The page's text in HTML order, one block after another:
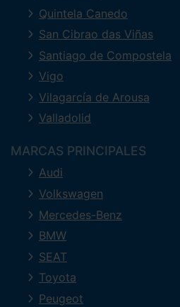
Quintela Canedo
San Cibrao das Viñas
Santiago de Compostela
Vigo
Vilagarcía de Arousa
Valladolid
MARCAS PRINCIPALES
Audi
Volkswagen
Mercedes-Benz
BMW
SEAT
Toyota
Peugeot